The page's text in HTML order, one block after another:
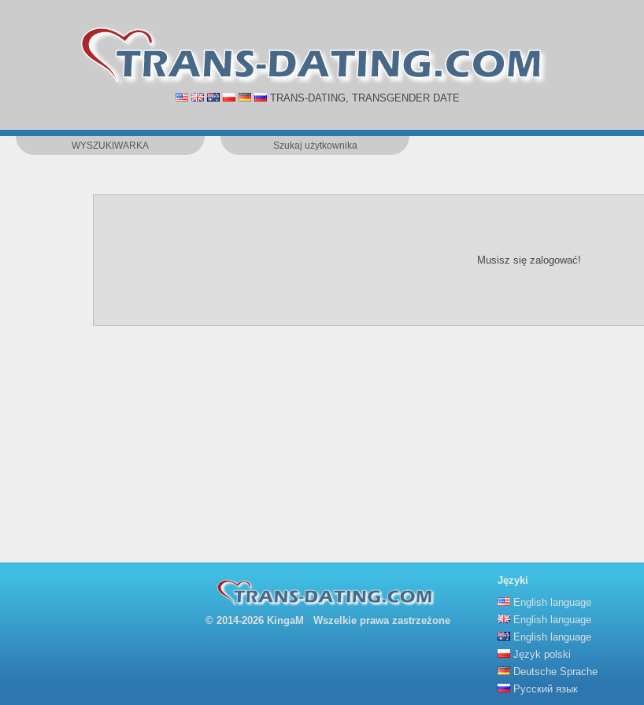
TRANS-DATING, TRANSGENDER DATE
WYSZUKIWARKA Szukaj użytkownika
Musisz się zalogować!
© 2014-2026 KingaM Wszelkie prawa zastrzeżone
Języki
English language
English language
English language
Język polski
Deutsche Sprache
Русский язык